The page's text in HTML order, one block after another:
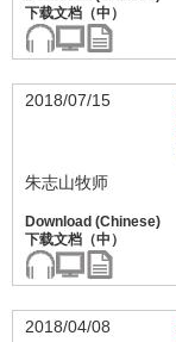
2018/07/15
朱志山牧师
2018/04/08